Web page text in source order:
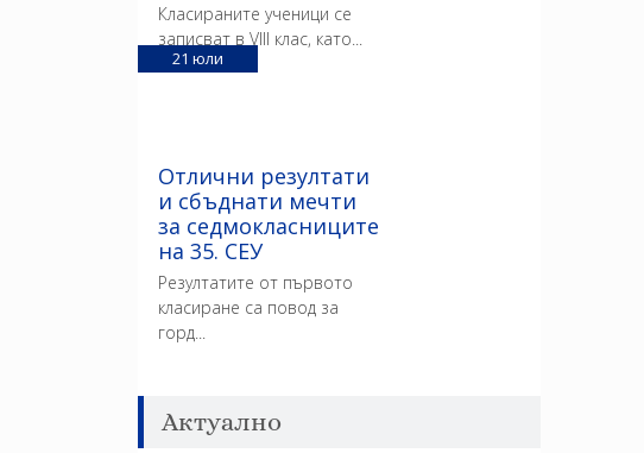
Класираните ученици се
записват в VIII клас, като...
21 юли
Отлични резултати
и сбъднати мечти
за седмокласниците
на 35. СЕУ
Резултатите от първото
класиране са повод за
горд...
Актуално